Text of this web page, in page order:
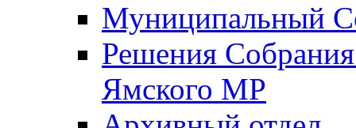
Муниципальный
Решения
Ямского МР